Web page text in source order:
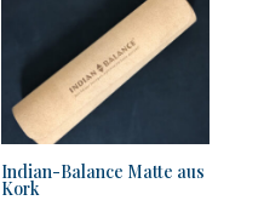
Indian-Balance Matte aus
Kork